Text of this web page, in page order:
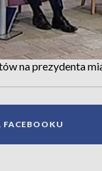
na prezydenta
FACEBOOKU